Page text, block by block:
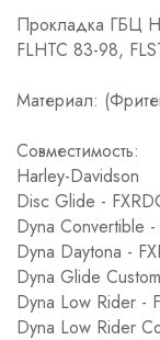
Прокладка ГБЦ
FLHTC 83-98,
Материал:
Совместимость:
Harley-Davidson
Disc Glide -
Dyna Convertible
Dyna Daytona -
Dyna Glide
Dyna Low Rider -
Dyna Low Rider